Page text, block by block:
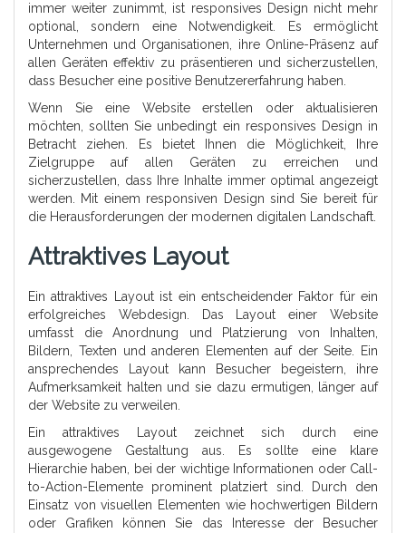
immer weiter zunimmt, ist responsives Design nicht mehr
optional, sondern eine Notwendigkeit. Es ermöglicht
Unternehmen und Organisationen, ihre Online-Präsenz auf
allen Geräten effektiv zu präsentieren und sicherzustellen,
dass Besucher eine positive Benutzererfahrung haben.
Wenn Sie eine Website erstellen oder aktualisieren
möchten, sollten Sie unbedingt ein responsives Design in
Betracht ziehen. Es bietet Ihnen die Möglichkeit, Ihre
Zielgruppe auf allen Geräten zu erreichen und
sicherzustellen, dass Ihre Inhalte immer optimal angezeigt
werden. Mit einem responsiven Design sind Sie bereit für
die Herausforderungen der modernen digitalen Landschaft.
Attraktives Layout
Ein attraktives Layout ist ein entscheidender Faktor für ein
erfolgreiches Webdesign. Das Layout einer Website
umfasst die Anordnung und Platzierung von Inhalten,
Bildern, Texten und anderen Elementen auf der Seite. Ein
ansprechendes Layout kann Besucher begeistern, ihre
Aufmerksamkeit halten und sie dazu ermutigen, länger auf
der Website zu verweilen.
Ein attraktives Layout zeichnet sich durch eine
ausgewogene Gestaltung aus. Es sollte eine klare
Hierarchie haben, bei der wichtige Informationen oder Call-
to-Action-Elemente prominent platziert sind. Durch den
Einsatz von visuellen Elementen wie hochwertigen Bildern
oder Grafiken können Sie das Interesse der Besucher